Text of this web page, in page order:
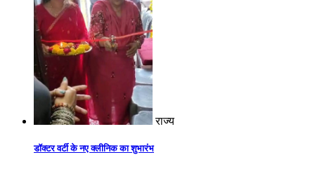
राज्य
डॉक्टर वर्टी के नए क्लीनिक का शुभारंभ